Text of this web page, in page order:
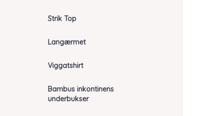
Strik Top
Langærmet
Viggatshirt
Bambus inkontinens
underbukser